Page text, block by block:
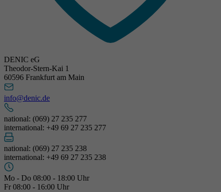
DENIC eG
Theodor-Stern-Kai 1
60596 Frankfurt am Main
info@denic.de
national: (069) 27 235 277
international: +49 69 27 235 277
national: (069) 27 235 238
international: +49 69 27 235 238
Mo - Do 08:00 - 18:00 Uhr
Fr 08:00 - 16:00 Uhr